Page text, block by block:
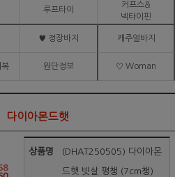
루프타이
커프스&
넥타이핀
♥ 정장바지 캐주얼바지
원단정보 ♡ Woman
다이아몬드햇
상품명 (DHAT250505) 다이아몬
드햇 빗살 평챙 (7cm챙)